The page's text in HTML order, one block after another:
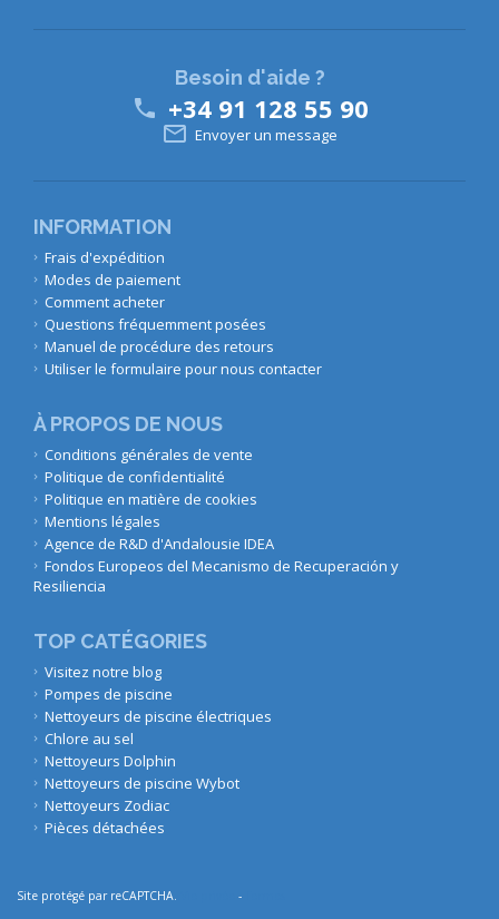
INFORMATION
Frais d'expédition
Modes de paiement
Comment acheter
Questions fréquemment posées
Manuel de procédure des retours
Utiliser le formulaire pour nous contacter
À PROPOS DE NOUS
Conditions générales de vente
Politique de confidentialité
Politique en matière de cookies
Mentions légales
Agence de R&D d'Andalousie IDEA
Fondos Europeos del Mecanismo de Recuperación y
Resiliencia
TOP CATÉGORIES
Visitez notre blog
Pompes de piscine
Nettoyeurs de piscine électriques
Chlore au sel
Nettoyeurs Dolphin
Nettoyeurs de piscine Wybot
Nettoyeurs Zodiac
Pièces détachées
Besoin d'aide ?
 +34 91 128 55 90
 Envoyer un message
Site protégé par reCAPTCHA. -